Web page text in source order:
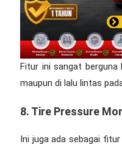
Fitur ini sangat berguna
maupun di lalu lintas
8. Tire Pressure
Ini juga ada sebagai fitur